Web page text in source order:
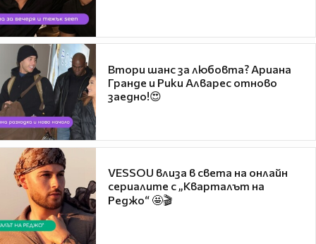
Втори шанс за любовта? Ариана
Гранде и Рики Алварес отново
заедно!😍
VESSOU влиза в света на онлайн
сериалите с „Кварталът на
Реджо“ 🤩🎬